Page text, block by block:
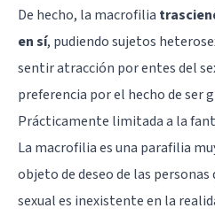
De hecho, la macrofilia
en sí, pudiendo sujetos
sentir atracción por entes del
preferencia por el hecho de ser
Prácticamente limitada a la
La macrofilia es una parafilia
objeto de deseo de las
sexual es inexistente en la